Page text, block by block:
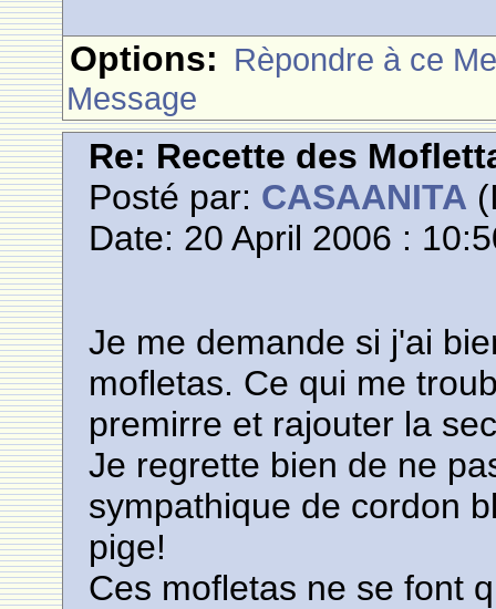
Options: Rèpondre à ce
Message
Re: Recette des
Posté par: CASAANITA
Date: 20 April 2006 :
Je me demande si j'ai
mofletas. Ce qui me
premirre et rajouter la
Je regrette bien de ne
sympathique de cordon
pige!
Ces mofletas ne se font